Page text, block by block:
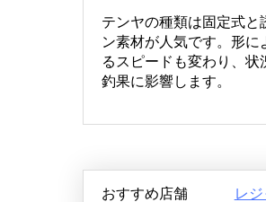
テンヤの種類は固定式と
ン素材が人気です。形に
るスピードも変わり、状
釣果に影響します。
おすすめ店舗 レ